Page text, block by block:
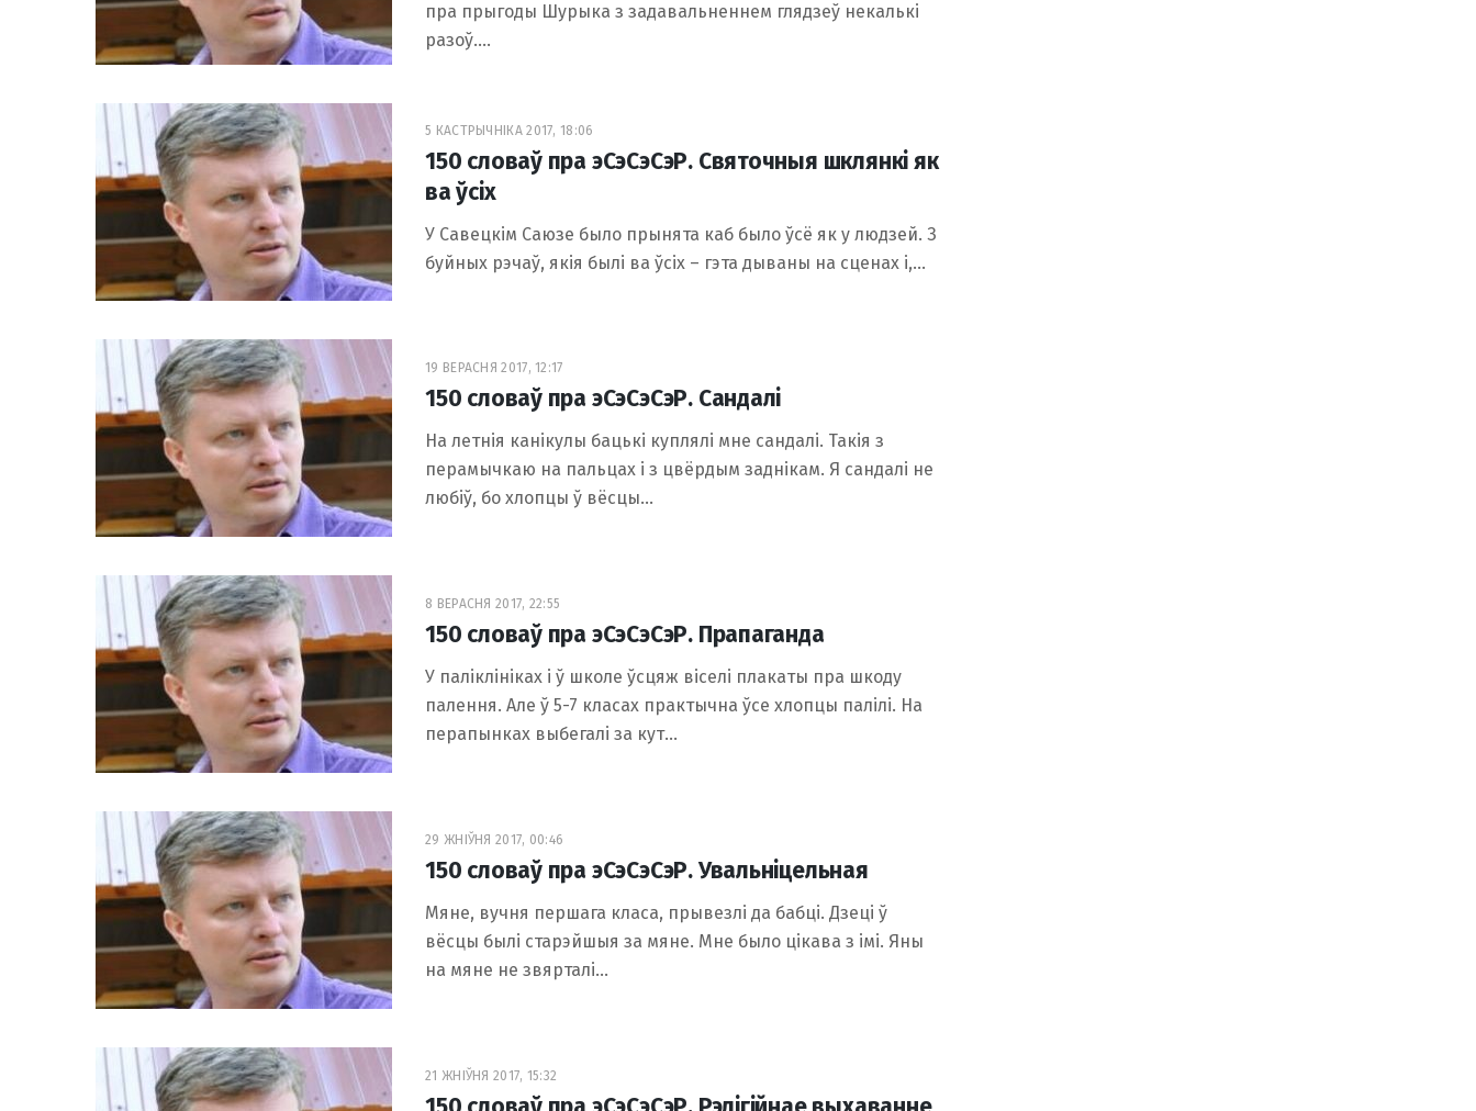
пра прыгоды Шурыка з задавальненнем глядзеў некалькі
разоў.…
5 КАСТРЫЧНІКА 2017, 18:06
150 словаў пра эСэСэСэР. Святочныя шклянкі як
ва ўсіх
У Савецкім Саюзе было прынята каб было ўсё як у людзей. З
буйных рэчаў, якія былі ва ўсіх – гэта дываны на сценах і,…
19 ВЕРАСНЯ 2017, 12:17
150 словаў пра эСэСэСэР. Сандалі
На летнія канікулы бацькі куплялі мне сандалі. Такія з
перамычкаю на пальцах і з цвёрдым заднікам. Я сандалі не
любіў, бо хлопцы ў вёсцы…
8 ВЕРАСНЯ 2017, 22:55
150 словаў пра эСэСэСэР. Прапаганда
У паліклініках і ў школе ўсцяж віселі плакаты пра шкоду
палення. Але ў 5-7 класах практычна ўсе хлопцы палілі. На
перапынках выбегалі за кут…
29 ЖНІЎНЯ 2017, 00:46
150 словаў пра эСэСэСэР. Увальніцельная
Мяне, вучня першага класа, прывезлі да бабці. Дзеці ў
вёсцы былі старэйшыя за мяне. Мне было цікава з імі. Яны
на мяне не звярталі…
21 ЖНІЎНЯ 2017, 15:32